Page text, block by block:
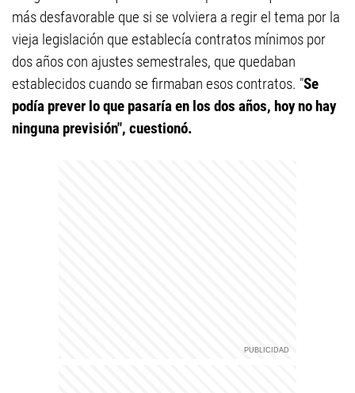
más desfavorable que si se volviera a regir el tema por la
vieja legislación que establecía contratos mínimos por
dos años con ajustes semestrales, que quedaban
establecidos cuando se firmaban esos contratos. "Se
podía prever lo que pasaría en los dos años, hoy no hay
ninguna previsión", cuestionó.